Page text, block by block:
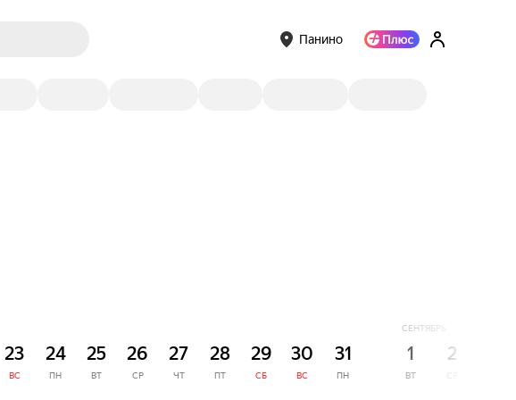
Панино
23
ВС
24
ПН
25
ВТ
26
СР
27
ЧТ
28
ПТ
29
СБ
30
ВС
31
ПН
СЕНТЯБРЬ
1
ВТ
2